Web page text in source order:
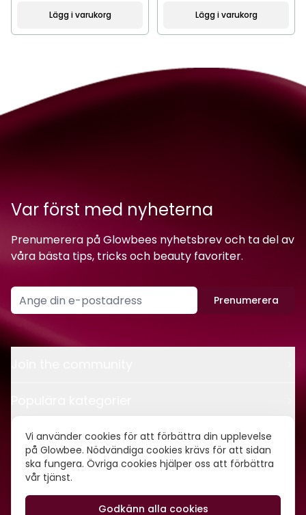
Vi använder cookies för att förbättra din upplevelse
på Glowbee. Nödvändiga cookies krävs för att sidan
ska fungera. Övriga cookies hjälper oss att förbättra
vår tjänst.
Godkänn alla cookies
Lägg i varukorg Lägg i varukorg
Var först med nyheterna
Prenumerera på Glowbees nyhetsbrev och ta del av
våra bästa tips, tricks och beauty favoriter.
Prenumerera
Kontakt
Om oss